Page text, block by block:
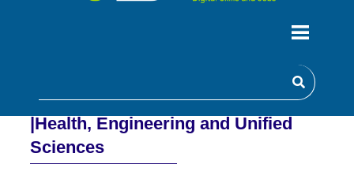
Education and Transdisciplinary|
|Health, Engineering and Unified
Sciences